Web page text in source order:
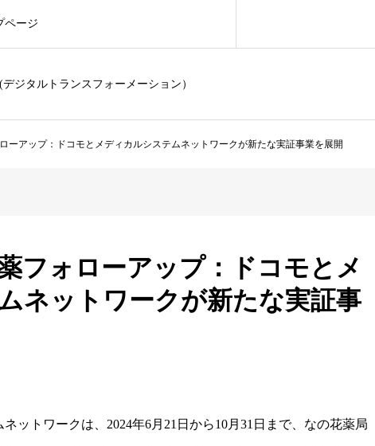
ジタルトランスフォーメーション）
ページ
ーアップ：ドコモとメディカルシステムネットワークが新たな実証事業を展開
フォローアップ：ドコモとメ
ネットワークが新たな実証事
ットワークは、2024年6月21日から10月31日まで、なの花薬局